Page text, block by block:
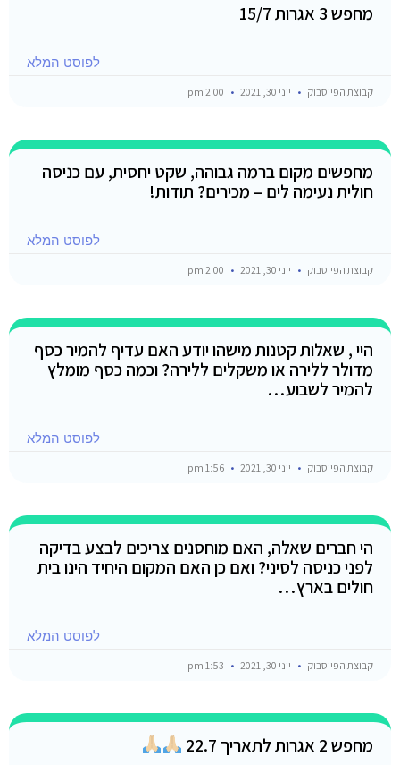
מחפש 3 אגרות 15/7
לפוסט המלא
קבוצת הפייסבוק יוני 30, 2021
מחפשים מקום ברמה גבוהה, שקט יחסית, עם כניסה
חולית נעימה לים – מכירים? תודות!
לפוסט המלא
קבוצת הפייסבוק יוני 30, 2021
היי , שאלות קטנות מישהו יודע האם עדיף להמיר כסף
מדולר ללירה או משקלים ללירה? וכמה כסף מומלץ
להמיר לשבוע…
לפוסט המלא
קבוצת הפייסבוק יוני 30, 2021
הי חברים שאלה, האם מוחסנים צריכים לבצע בדיקה
לפני כניסה לסיני? ואם כן האם המקום היחיד הינו בית
חולים בארץ…
לפוסט המלא
קבוצת הפייסבוק יוני 30, 2021
מחפש 2 אגרות לתאריך 22.7